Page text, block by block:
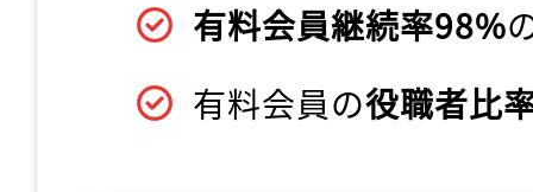
有料会員継続率98%
有料会員の役職者比